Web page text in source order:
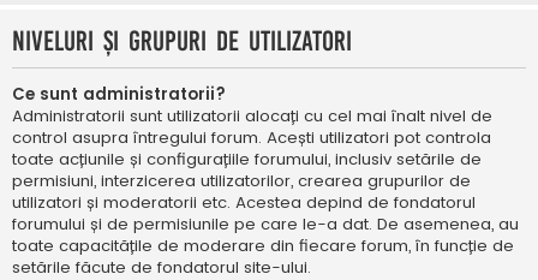
Niveluri și grupuri de utilizatori
Ce sunt administratorii?
Administratorii sunt utilizatorii alocați cu cel mai înalt nivel de
control asupra întregului forum. Acești utilizatori pot controla
toate acțiunile și configurațiile forumului, inclusiv setările de
permisiuni, interzicerea utilizatorilor, crearea grupurilor de
utilizatori și moderatorii etc. Acestea depind de fondatorul
forumului și de permisiunile pe care le-a dat. De asemenea, au
toate capacitățile de moderare din fiecare forum, în funcție de
setările făcute de fondatorul site-ului.